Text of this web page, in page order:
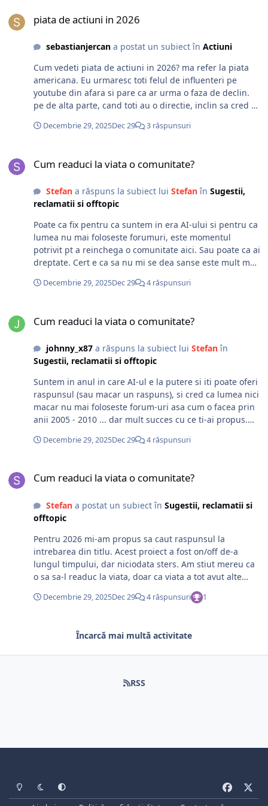
piata de actiuni in 2026
sebastianjercana postat un subiect în Actiuni
Cum vedeti piata de actiuni in 2026? ma refer la piata
americana. Eu urmaresc toti felul de influenteri pe
youtube din afara si pare ca ar urma o faza de declin.
pe de alta parte, cand toti au o directie, inclin sa cred ca
in "fear" si ar fi putin atipic sa mearga tot in jos. Apoi, in
general luna Mai este cea mai pozitiva. voi ce credeti?
Decembrie 29, 2025Dec 29 3 răspunsuri
Cum readuci la viata o comunitate?
Stefana răspuns la subiect lui Stefanîn Sugestii,
reclamatii si offtopic
Poate ca fix pentru ca suntem in era AI-ului si pentru ca
lumea nu mai foloseste forumuri, este momentul
potrivit pt a reinchega o comunitate aici. Sau poate ca ai
dreptate. Cert e ca sa nu mi se dea sanse este mult mai
iasa :)
Decembrie 29, 2025Dec 29 4 răspunsuri
Cum readuci la viata o comunitate?
johnny_x87a răspuns la subiect lui Stefanîn
Sugestii, reclamatii si offtopic
Suntem in anul in care AI-ul e la putere si iti poate oferi
raspunsul (sau macar un raspuns), si cred ca lumea nici
macar nu mai foloseste forum-uri asa cum o facea prin
anii 2005 - 2010 ... dar mult succes cu ce ti-ai propus.
dau sanse prea mari de reusita.. :)
Decembrie 29, 2025Dec 29 4 răspunsuri
Cum readuci la viata o comunitate?
Stefana postat un subiect în Sugestii, reclamatii si
offtopic
Pentru 2026 mi-am propus sa caut raspunsul la
intrebarea din titlu. Acest proiect a fost on/off de-a
lungul timpului, dar niciodata sters. Am stiut mereu ca
o sa sa-l readuc la viata, doar ca viata a tot avut alte
planuri cu mine... 2026 o sa fie o noua incercare. Nu stiu
daca o sa-mi iasa sau nu, dar va invit sa vedem
Decembrie 29, 2025Dec 29 4 răspunsuri 1
Încarcă mai multă activitate
RSS
Light ModeDark ModeSystem Preference
a